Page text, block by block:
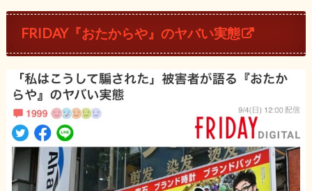
FRIDAY『おたからや』のヤバい実態